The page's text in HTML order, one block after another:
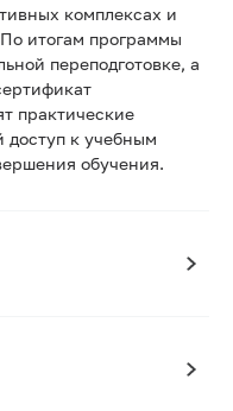
комплексах и
итогам программы
переподготовке, а
практические
доступ к учебным
обучения.